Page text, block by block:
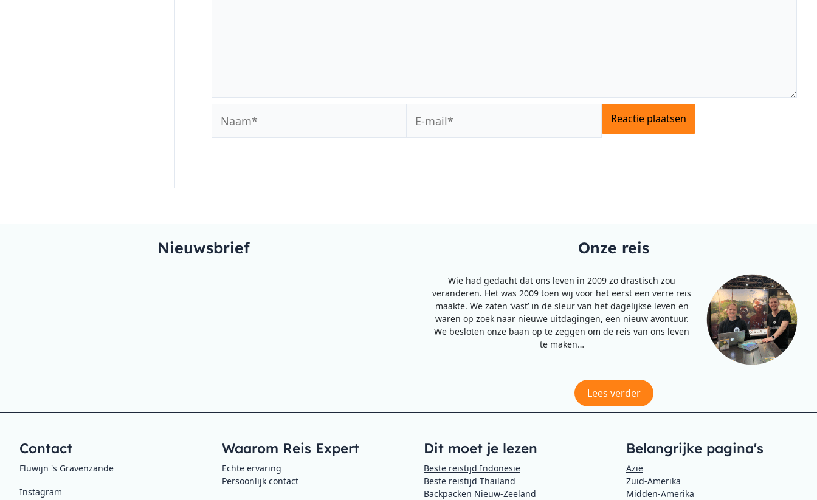
mail*
Nieuwsbrief Onze reis
Wie had gedacht dat ons leven in 2009 zo drastisch zou
veranderen. Het was 2009 toen wij voor het eerst een verre reis
maakte. We zaten ‘vast’ in de sleur van het dagelijkse leven en
waren op zoek naar nieuwe uitdagingen, een nieuw avontuur.
We besloten onze baan op te zeggen om de reis van ons leven
te maken…
Lees verder
Contact
Fluwijn 's Gravenzande
Instagram
Waarom Reis Expert
Echte ervaring
Persoonlijk contact
Dit moet je lezen
Beste reistijd Indonesië
Beste reistijd Thailand
Backpacken Nieuw-Zeeland
Belangrijke pagina's
Azië
Zuid-Amerika
Midden-Amerika